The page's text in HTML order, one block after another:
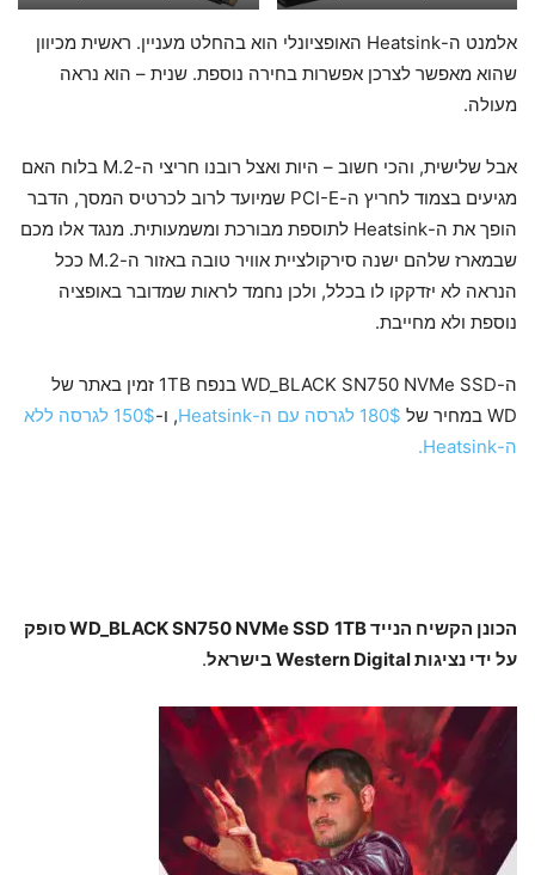
אלמנט ה-Heatsink האופציונלי הוא בהחלט מעניין. ראשית מכיוון
שהוא מאפשר לצרכן אפשרות בחירה נוספת. שנית – הוא נראה
מעולה.
אבל שלישית, והכי חשוב – היות ואצל רובנו חריצי ה-M.2 בלוח האם
מגיעים בצמוד לחריץ ה-PCI-E שמיועד לרוב לכרטיס המסך, הדבר
הופך את ה-Heatsink לתוספת מבורכת ומשמעותית. מנגד אלו מכם
שבמארז שלהם ישנה סירקולציית אוויר טובה באזור ה-M.2 ככל
הנראה לא יזדקקו לו בכלל, ולכן נחמד לראות שמדובר באופציה
נוספת ולא מחייבת.
ה-WD_BLACK SN750 NVMe SSD בנפח 1TB זמין באתר של
WD במחיר של
180$ לגרסה עם ה-Heatsink , ו-
150$ לגרסה ללא
ה-Heatsink.
הכונן הקשיח הנייד WD_BLACK SN750 NVMe SSD
1TB סופק
על ידי נציגות Western Digital בישראל
.